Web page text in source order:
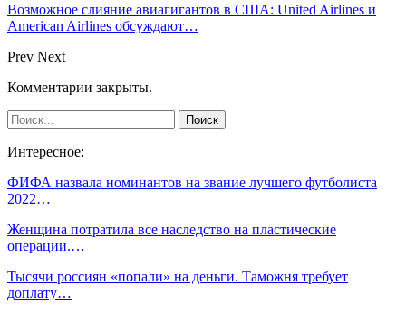
Возможное слияние авиагигантов в США: United Airlines и
American Airlines обсуждают…
Prev Next
Комментарии закрыты.
Интересное:
ФИФА назвала номинантов на звание лучшего футболиста
2022…
Женщина потратила все наследство на пластические
операции.…
Тысячи россиян «попали» на деньги. Таможня требует
доплату…